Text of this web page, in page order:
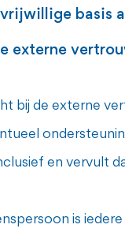
basis
externe
bij de externe
en vervult
is